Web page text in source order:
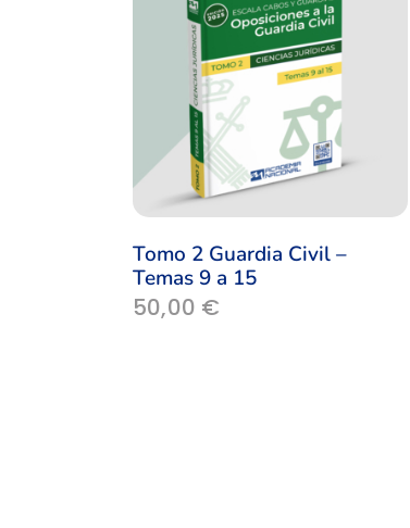
Tomo 2 Guardia Civil –
Temas 9 a 15
50,00 €